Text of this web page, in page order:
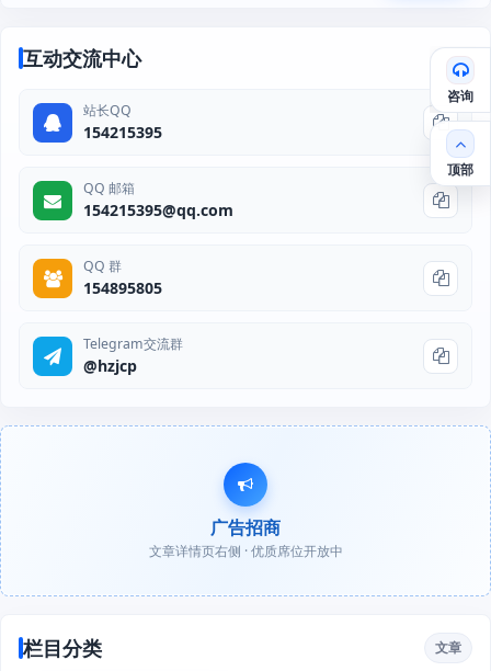
互动交流中心
站长QQ
154215395
QQ 邮箱
154215395@qq.com
QQ 群
154895805
Telegram交流群
@hzjcp
广告招商
文章详情页右侧 · 优质席位开放中
栏目分类 文章
咨询
顶部